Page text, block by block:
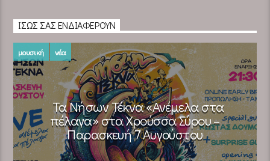
ΊΣΩΣ ΣΑΣ ΕΝΔΙΑΦΈΡΟΥΝ
μουσική νέα
Τα Νήσων Τέκνα «Ανέμελα στα
πέλαγα» στα Χρούσσα Σύρου –
Παρασκευή 7 Αυγούστου